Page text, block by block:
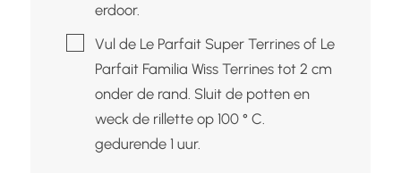
erdoor.
▢Vul de Le Parfait Super Terrines of Le
Parfait Familia Wiss Terrines tot 2 cm
onder de rand. Sluit de potten en
weck de rillette op 100 ° C.
gedurende 1 uur.